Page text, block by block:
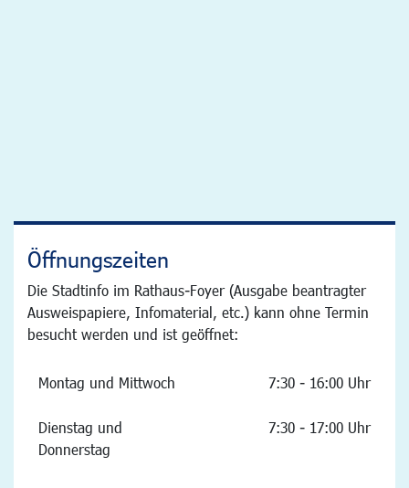
Öffnungszeiten
Die Stadtinfo im Rathaus-Foyer (Ausgabe beantragter
Ausweispapiere, Infomaterial, etc.) kann ohne Termin
besucht werden und ist geöffnet:
Montag und Mittwoch 7:30 - 16:00 Uhr
Dienstag und
Donnerstag
7:30 - 17:00 Uhr